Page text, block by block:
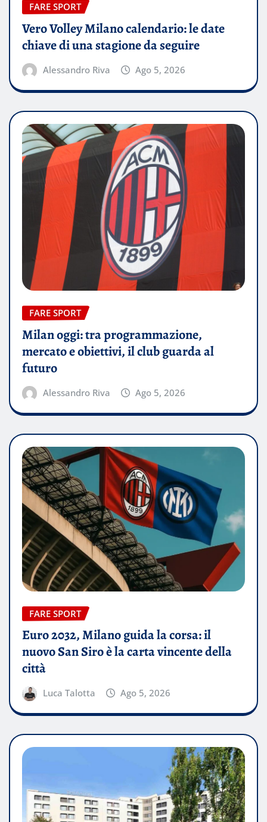
FARE SPORT
Vero Volley Milano calendario: le date
chiave di una stagione da seguire
Alessandro Riva Ago 5, 2026
FARE SPORT
Milan oggi: tra programmazione,
mercato e obiettivi, il club guarda al
futuro
Alessandro Riva Ago 5, 2026
FARE SPORT
Euro 2032, Milano guida la corsa: il
nuovo San Siro è la carta vincente della
città
Luca Talotta Ago 5, 2026